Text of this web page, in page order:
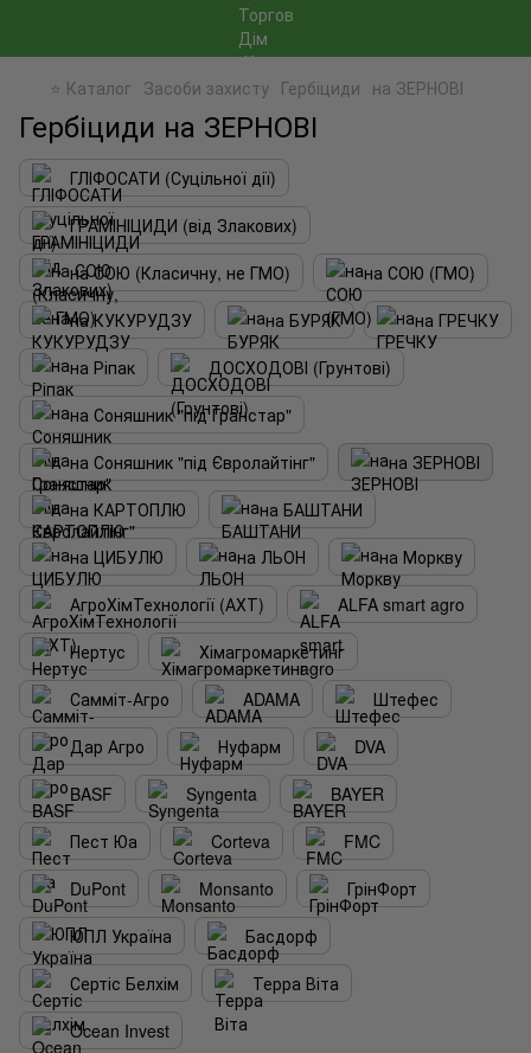
⭐ Каталог Засоби захисту Гербіциди на ЗЕРНОВІ
Гербіциди на ЗЕРНОВІ
ГЛІФОСАТИ (Суцільної дії)
ГРАМІНІЦИДИ (від Злакових)
на СОЮ (Класичну, не ГМО)
на СОЮ (ГМО)
на КУКУРУДЗУ
на БУРЯК
на ГРЕЧКУ
на Ріпак
ДОСХОДОВІ (Грунтові)
на Соняшник "під Гранстар"
на Соняшник "під Євролайтінг"
на ЗЕРНОВІ
на КАРТОПЛЮ
на БАШТАНИ
на ЦИБУЛЮ
на ЛЬОН
на Моркву
АгроХімТехнології (АХТ)
ALFA smart agro
Нертус
Хімагромаркетинг
Самміт-Агро
ADAMA
Штефес
Дар Агро
Нуфарм
DVA
BASF
Syngenta
BAYER
Пест Юа
Corteva
FMC
DuPont
Monsanto
ГрінФорт
ЮПЛ Україна
Басдорф
Сертіс Белхім
Терра Віта
Ocean Invest